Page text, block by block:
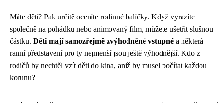
Máte děti? Pak určitě oceníte rodinné balíčky. Když vyrazíte
společně na pohádku nebo animovaný film, můžete ušetřit slušnou
částku. Děti mají samozřejmě zvýhodněné vstupné a některá
ranní představení pro ty nejmenší jsou ještě výhodnější. Kdo z
rodičů by nechtěl vzít děti do kina, aniž by musel počítat každou
korunu?